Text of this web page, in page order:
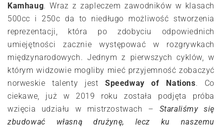
Kamhaug. Wraz z zapleczem zawodników w klasach
500cc i 250c da to niedługo możliwość stworzenia
reprezentacji, która po zdobyciu odpowiednich
umiejętności zacznie występować w rozgrywkach
międzynarodowych. Jednym z pierwszych cyklów, w
którym widzowie mogliby mieć przyjemność zobaczyć
norweskie talenty jest Speedway of Nations. Co
ciekawe, już w 2019 roku została podjęta próba
wzięcia udziału w mistrzostwach – Staraliśmy się
zbudować własną drużynę, lecz ku naszemu